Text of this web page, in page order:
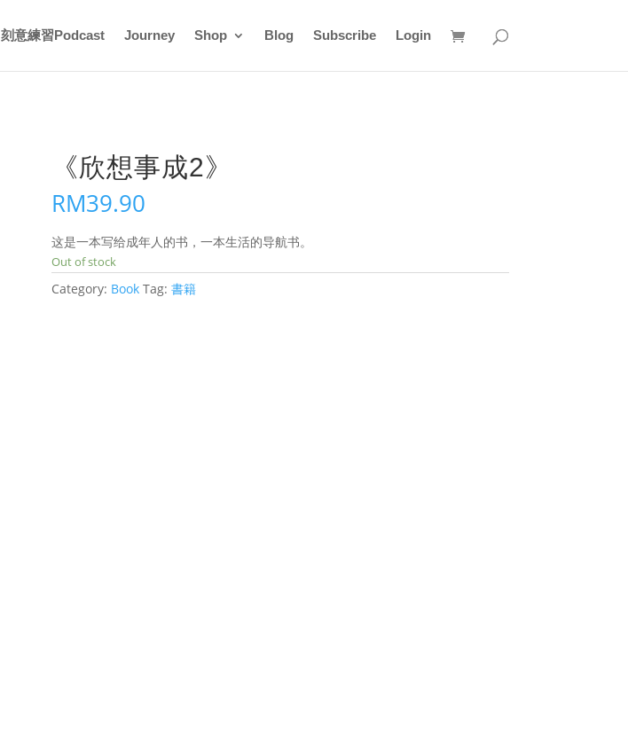
刻意練習Podcast Journey Shop Blog Subscribe Login
《欣想事成2》
RM39.90
这是一本写给成年人的书，一本生活的导航书。
Out of stock
Category: Book Tag: 書籍